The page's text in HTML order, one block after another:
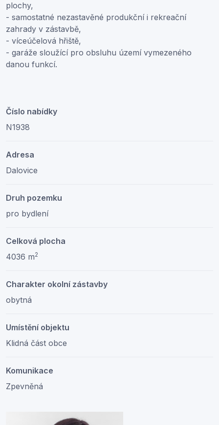
plochy,
- samostatné nezastavěné produkční i rekreační
zahrady v zástavbě,
- víceúčelová hřiště,
- garáže sloužící pro obsluhu území vymezeného
danou funkcí.
Číslo nabídky
N1938
Adresa
Dalovice
Druh pozemku
pro bydlení
Celková plocha
4036 m2
Charakter okolní zástavby
obytná
Umístění objektu
Klidná část obce
Komunikace
Zpevněná